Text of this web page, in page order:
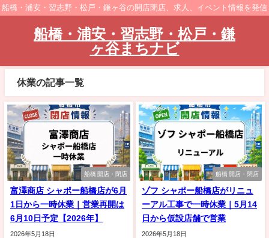
船橋・浦安・習志野・松戸・鎌ヶ谷の開店閉店、求人、イベント情報を発信
船橋・浦安・習志野・松戸・鎌
ヶ谷まちナビ
休業の記事一覧
船橋 開店・閉店
富澤商店 シャポー船橋店が6月
1日から一時休業｜営業再開は
6月10日予定【2026年】
2026年5月18日
船橋 開店・閉店
ゾフ シャポー船橋店がリニュ
ーアル工事で一時休業｜5月14
日から仮設店舗で営業
2026年5月18日